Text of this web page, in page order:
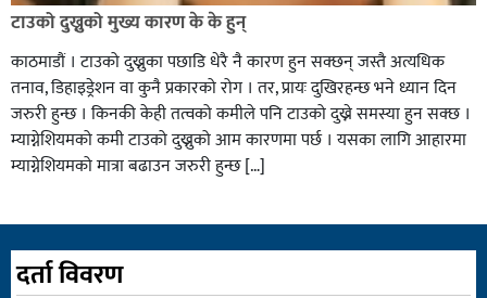
टाउको दुख्नुको मुख्य कारण के के हुन्
काठमाडौं । टाउको दुख्नुका पछाडि धेरै नै कारण हुन सक्छन् जस्तै अत्यधिक
तनाव, डिहाइड्रेशन वा कुनै प्रकारको रोग । तर, प्रायः दुखिरहन्छ भने ध्यान दिन
जरुरी हुन्छ । किनकी केही तत्वको कमीले पनि टाउको दुख्ने समस्या हुन सक्छ ।
म्याग्नेशियमको कमी टाउको दुख्नुको आम कारणमा पर्छ । यसका लागि आहारमा
म्याग्नेशियमको मात्रा बढाउन जरुरी हुन्छ […]
दर्ता विवरण